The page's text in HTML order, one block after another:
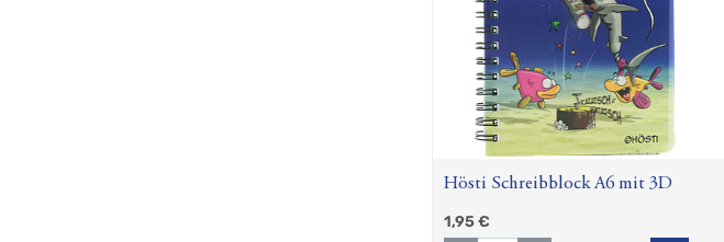
Hösti Schreibblock A6 mit 3D
1,95€